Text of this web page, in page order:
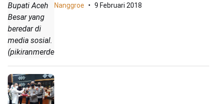
Bupati Aceh
Besar yang
beredar di
media sosial.
(pikiranmerdeka.co/IST)
Nanggroe 9 Februari 2018